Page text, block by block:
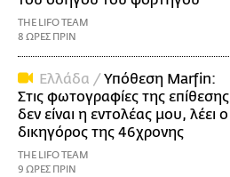
THE LIFO TEAM
8 ΩΡΕΣ ΠΡΙΝ
Ελλάδα / Υπόθεση Marfin:
Στις φωτογραφίες της επίθεσης
δεν είναι η εντολέας μου, λέει ο
δικηγόρος της 46χρονης
THE LIFO TEAM
9 ΩΡΕΣ ΠΡΙΝ